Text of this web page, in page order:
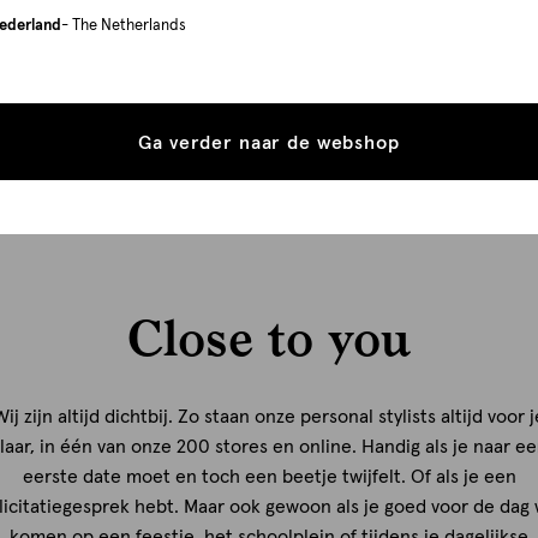
van de perfecte look, zodat jij je goed voelt.
Close to you
zijn altijd dichtbij. Zo staan onze personal stylists altijd voor
in één van onze 200 stores en online. Handig als je naar
eerste date moet en toch een beetje twijfelt. Of als je een
hebt. Maar ook gewoon als je goed voor de dag
- The Netherlands
Ga verder naar de webshop